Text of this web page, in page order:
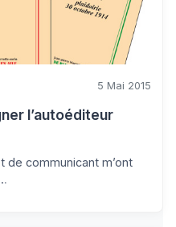
5 Mai 2015
l’autoéditeur
de communicant m’ont